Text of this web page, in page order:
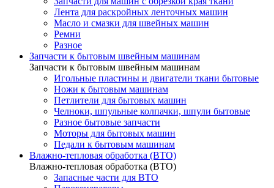
Лента для раскройных ленточных машин
Масло и смазки для швейных машин
Ремни
Разное
Запчасти к бытовым швейным машинам
Запчасти к бытовым швейным машинам
Игольные пластины и двигатели ткани бытовые
Ножи к бытовым машинам
Петлители для бытовых машин
Челноки, шпульные колпачки, шпули бытовые
Разное бытовые запчасти
Моторы для бытовых машин
Педали к бытовым машинам
Влажно-тепловая обработка (ВТО)
Влажно-тепловая обработка (ВТО)
Запасные части для ВТО